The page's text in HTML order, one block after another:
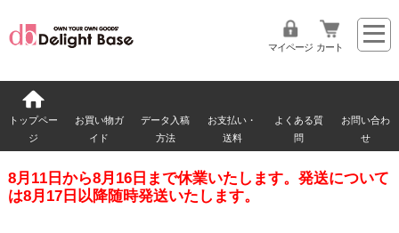
マイページ カート
トップペー
ジ
お買い物ガ
イド
データ入稿
方法
お支払い・
送料
よくある質
問
お問い合わ
せ
8月11日から8月16日まで休業いたします。発送について
は8月17日以降随時発送いたします。